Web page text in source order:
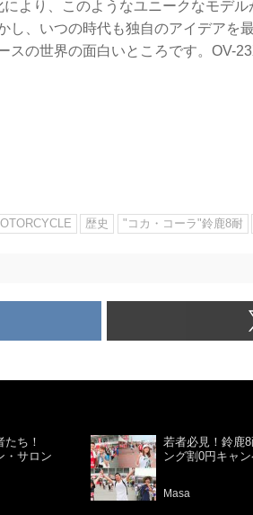
より、このようなユニークなモデ
し、いつの時代も独自のアイデアを
スの世界の面白いところです。OV-
歴史 "コカ・コーラ"鈴鹿8耐
たち！
・サロン
若者必見！鈴鹿
ング割0円キャ
Masa